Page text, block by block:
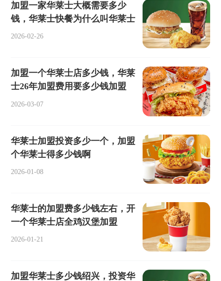
加盟一家华莱士大概需要多少
钱，华莱士快餐为什么叫华莱士
2026-02-26
加盟一个华莱士店多少钱，华莱
士26年加盟费用要多少钱加盟
2026-03-07
华莱士加盟投资多少一个，加盟
个华莱士得多少钱啊
2026-01-08
华莱士的加盟费多少钱左右，开
一个华莱士店全鸡汉堡加盟
2026-01-21
加盟华莱士多少钱绍兴，投资华